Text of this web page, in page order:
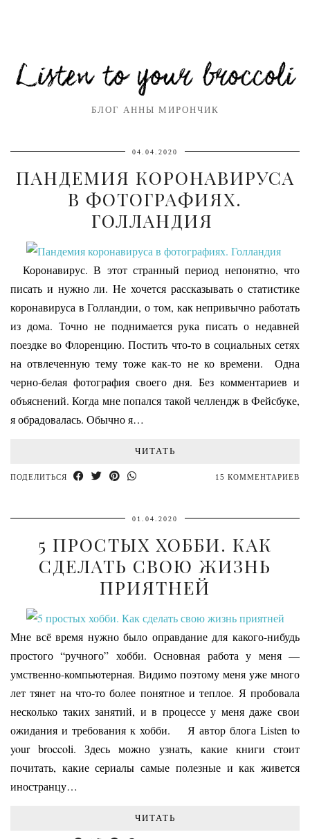
Listen to your broccoli
БЛОГ АННЫ МИРОНЧИК
04.04.2020
ПАНДЕМИЯ КОРОНАВИРУСА
В ФОТОГРАФИЯХ.
ГОЛЛАНДИЯ
Коронавирус. В этот странный период непонятно, что
писать и нужно ли. Не хочется рассказывать о статистике
коронавируса в Голландии, о том, как непривычно работать
из дома. Точно не поднимается рука писать о недавней
поездке во Флоренцию. Постить что-то в социальных сетях
на отвлеченную тему тоже как-то не ко времени. Одна
черно-белая фотография своего дня. Без комментариев и
объяснений. Когда мне попался такой челлендж в Фейсбуке,
я обрадовалась. Обычно я…
ЧИТАТЬ
ПОДЕЛИТЬСЯ 15 КОММЕНТАРИЕВ
01.04.2020
5 ПРОСТЫХ ХОББИ. КАК
СДЕЛАТЬ СВОЮ ЖИЗНЬ
ПРИЯТНЕЙ
Мне всё время нужно было оправдание для какого-нибудь
простого “ручного” хобби. Основная работа у меня —
умственно-компьютерная. Видимо поэтому меня уже много
лет тянет на что-то более понятное и теплое. Я пробовала
несколько таких занятий, и в процессе у меня даже свои
ожидания и требования к хобби. Я автор блога Listen to
your broccoli. Здесь можно узнать, какие книги стоит
почитать, какие сериалы самые полезные и как живется
иностранцу…
ЧИТАТЬ